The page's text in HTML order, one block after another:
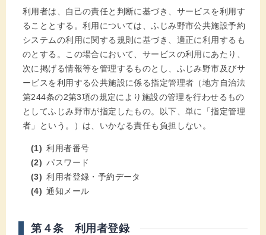
利用者は、自己の責任と判断に基づき、サービスを利用す
ることとする。利用については、ふじみ野市公共施設予約
システムの利用に関する規則に基づき、適正に利用するも
のとする。この場合において、サービスの利用にあたり、
次に掲げる情報等を管理するものとし、ふじみ野市及びサ
ービスを利用する公共施設に係る指定管理者（地方自治法
第244条の2第3項の規定により施設の管理を行わせるもの
としてふじみ野市が指定したもの。以下、単に「指定管理
者」という。）は、いかなる責任も負担しない。
利用者番号
パスワード
利用者登録・予約データ
通知メール
第４条 利用者登録